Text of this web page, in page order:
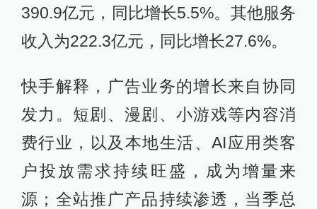
390.9亿元，同比增长5.5%。其他服务
收入为222.3亿元，同比增长27.6%。
快手解释，广告业务的增长来自协同
发力。短剧、漫剧、小游戏等内容消
费行业，以及本地生活、AI应用类客
户投放需求持续旺盛，成为增量来
源；全站推广产品持续渗透，当季总